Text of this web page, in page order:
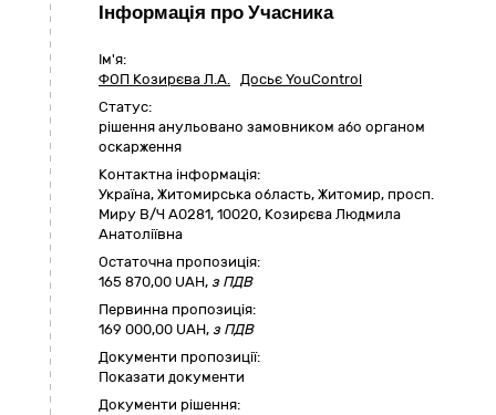
Інформація про Учасника
Ім'я:
ФОП Козирєва Л.А. Досьє YouControl
Статус:
pішення анульовано замовником або органом
оскарження
Контактна інформація:
Україна, Житомирська область, Житомир, просп.
Миру В/Ч А0281, 10020, Козирєва Людмила
Анатоліївна
Остаточна пропозиція:
165 870,00 UAH, з ПДВ
Первинна пропозиція:
169 000,00 UAH, з ПДВ
Документи пропозиції:
Показати документи
Документи рішення: